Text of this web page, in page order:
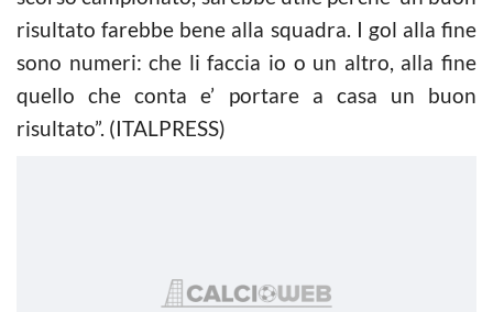
risultato farebbe bene alla squadra. I gol alla fine
sono numeri: che li faccia io o un altro, alla fine
quello che conta e’ portare a casa un buon
risultato”. (ITALPRESS)